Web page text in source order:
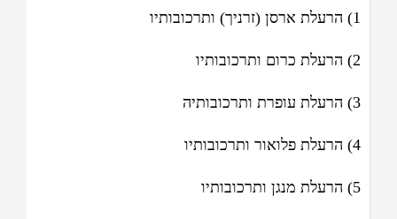
1) הרעלת ארסן (זרניך) ותרכובותיו
2) הרעלת כרום ותרכובותיו
3) הרעלת עופרת ותרכובותיה
4) הרעלת פלואור ותרכובותיו
5) הרעלת מנגן ותרכובותיו